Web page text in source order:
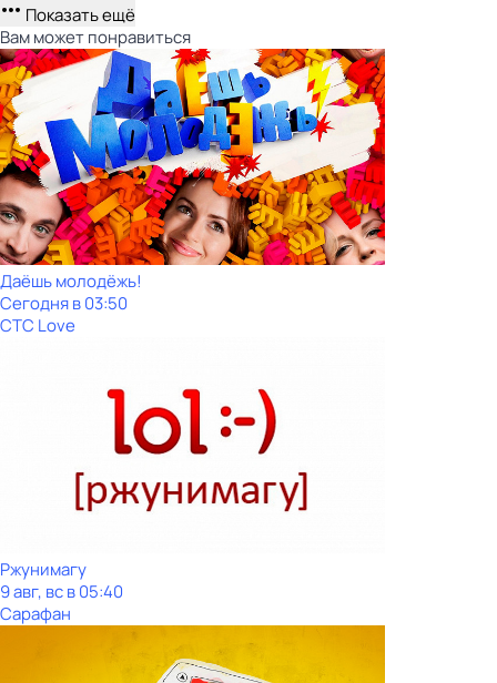
Показать ещё
Вам может понравиться
Даёшь молодёжь!
Сегодня в 03:50
СТС Love
Ржунимагу
9 авг, вс в 05:40
Сарафан